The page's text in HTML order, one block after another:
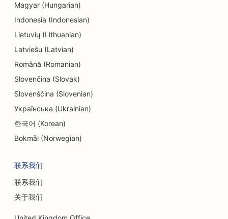
Magyar (Hungarian)
Indonesia (Indonesian)
Lietuvių (Lithuanian)
Latviešu (Latvian)
Română (Romanian)
Slovenčina (Slovak)
Slovenščina (Slovenian)
Українська (Ukrainian)
한국어 (Korean)
Bokmål (Norwegian)
联系我们
联系我们
关于我们